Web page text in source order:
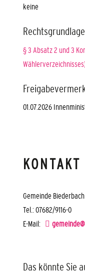
keine
Rechtsgrundlage
§ 3 Absatz 2 und 3
01.07.2026
KONTAKT
Gemeinde Biederbach
Tel.: 07682/9116-0
E-Mail:
Das könnte Sie